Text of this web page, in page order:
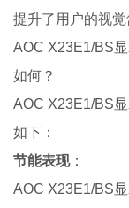
提升了用户的视觉
AOC X23E1/BS
如何？
AOC X23E1/BS
如下：
节能表现：
AOC X23E1/BS